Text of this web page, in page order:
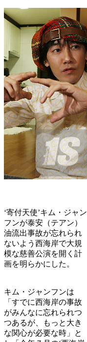
‘寄付天使’キム・ジャン
フンが泰安（テアン）
油流出事故が忘れられ
ないよう西海岸で大規
模な慈善公演を開く計
画を明らかにした。
キム・ジャンフンは
「すでに西海岸の事故
がみんなに忘れられつ
つあるが、もっと大き
な関心が必要な時」と